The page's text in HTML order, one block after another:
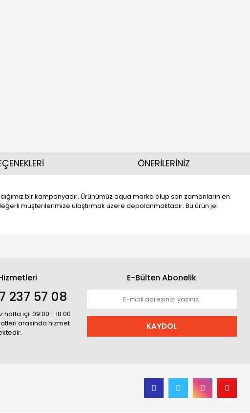
bir kampanyadır. Ürünümüz aqua marka olup son zamanların en
müşterilerimize ulaştırmak üzere depolanmaktadır. Bu ürün jel
ÖNERİLERİNİZ
237 57 08
içi: 09:00 - 18:00
arasında hizmet
E-Bülten Abonelik
KAYDOL